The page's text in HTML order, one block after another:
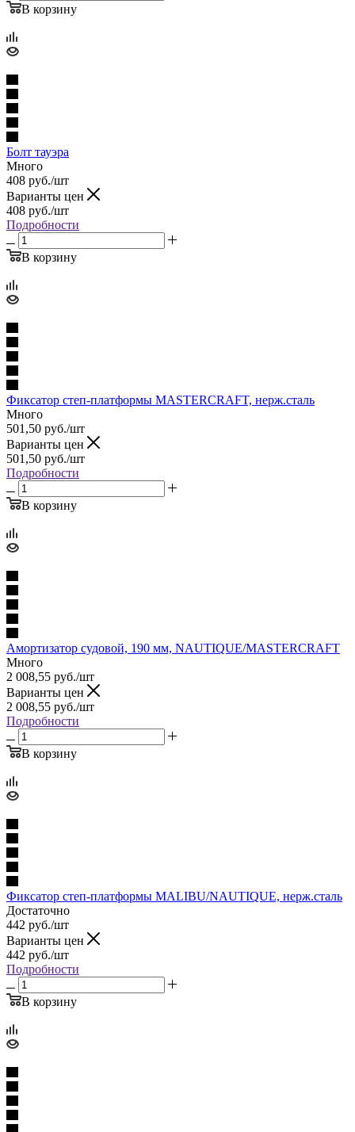
В корзину
Болт тауэра
Много
408 руб./шт
Варианты цен
408 руб./шт
Подробности
В корзину
Фиксатор степ-платформы MASTERCRAFT, нерж.сталь
Много
501,50 руб./шт
Варианты цен
501,50 руб./шт
Подробности
В корзину
Амортизатор судовой, 190 мм, NAUTIQUE/MASTERCRAFT
Много
2 008,55 руб./шт
Варианты цен
2 008,55 руб./шт
Подробности
В корзину
Фиксатор степ-платформы MALIBU/NAUTIQUE, нерж.сталь
Достаточно
442 руб./шт
Варианты цен
442 руб./шт
Подробности
В корзину